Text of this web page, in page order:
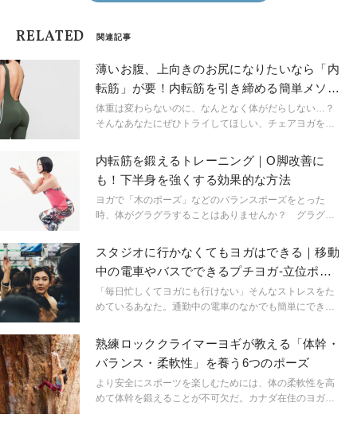
RELATED 関連記事
薄いお腹、上向きのお尻になりたいなら「内
転筋」が要！内転筋を引き締める簡単メソッ
ド
体重は変わらないのに、なんとなく体がだらしない…？
そんなあなたにぜひトライしてほしい、チェアヨガをご
だきました。
内転筋を鍛えるトレーニング｜O脚改善に
も！下半身を強くする効果的な方法
ヨガで「木のポーズ」などのバランスポーズをとった
時、体がグラグラすることはありませんか？ グラグラ
を鍛え引き締めると、骨盤の位置が整い、重心をとりや
すくなります。内転筋を鍛えることでポーズが安定する
のはもちろん、立ち方や脚の形にもうれしい影響が！
スタジオに行かなくてもヨガはできる｜移動
中の電車やバスでできるプチヨガ-立位ポー
ズ編-
「毎日忙しくてヨガにも行けない」そんなストレスをた
めているあなた。通勤中の電車のなかでも簡単にできる
か？誰でも簡単にできる乗り物ヨガのスタンディング編
をご紹介します。
熟練ロッククライマーヨギが教える「体幹・
バランス・柔軟性」を養う6つのポーズ
より安全にスポーツを楽しむためには、体の柔軟性を高
めて体幹を鍛えることが不可欠だ。カナダ在住のヨガテ